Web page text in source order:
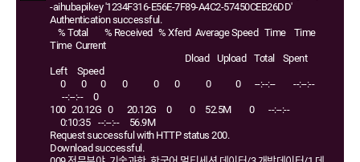
-aihubapikey '1234F316-E56E-7F89-A4C2-57450CEB26DD'
Authentication successful.
% Total % Received % Xferd Average Speed Time Time
Time Current
Dload Upload Total Spent
Left Speed
0 0 0 0 0 0 0 0 --:--:-- --:--:--
--:--:-- 0
100 20.12G 0 20.12G 0 0 52.5M 0 --:--:--
0:10:35 --:--:-- 56.9M
Request successful with HTTP status 200.
Download successful.